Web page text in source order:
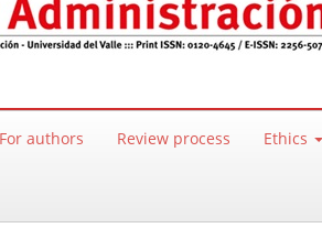
For authors Review process Ethics